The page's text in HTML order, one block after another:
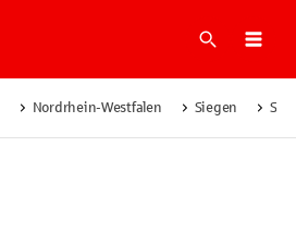
Suche
Nordrhein-Westfalen Siegen